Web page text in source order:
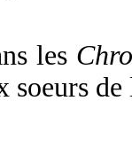
les
soeurs